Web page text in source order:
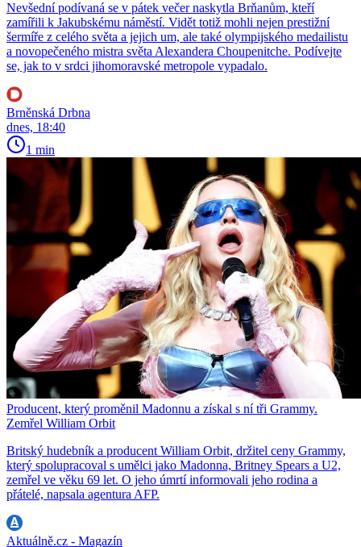
Nevšední podívaná se v pátek večer naskytla Brňanům, kteří
zamířili k Jakubskému náměstí. Vidět totiž mohli nejen prestižní
šermíře z celého světa a jejich um, ale také olympijského medailistu
a novopečeného mistra světa Alexandera Choupenitche. Podívejte
se, jak to v srdci jihomoravské metropole vypadalo.
Brněnská Drbna
dnes, 18:40
1 min
Producent, který proměnil Madonnu a získal s ní tři Grammy.
Zemřel William Orbit
Britský hudebník a producent William Orbit, držitel ceny Grammy,
který spolupracoval s umělci jako Madonna, Britney Spears a U2,
zemřel ve věku 69 let. O jeho úmrtí informovali jeho rodina a
přátelé, napsala agentura AFP.
Aktuálně.cz - Magazín